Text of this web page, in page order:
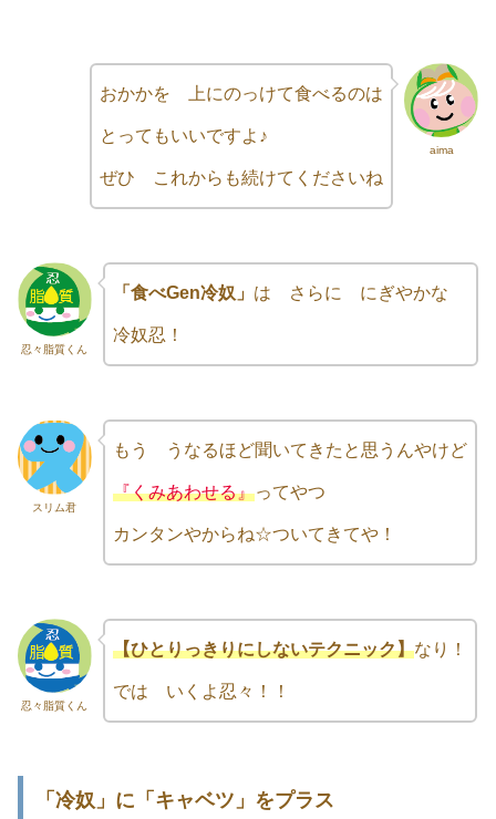
aima
おかかを 上にのっけて食べるのは
とってもいいですよ♪
ぜひ これからも続けてくださいね
忍々脂質くん
「食べGen冷奴」 は さらに にぎやかな
冷奴忍！
スリム君
もう うなるほど聞いてきたと思うんやけど
『くみあわせる』ってやつ
カンタンやからね☆ついてきてや！
忍々脂質くん
【ひとりっきりにしないテクニック】なり！
では いくよ忍々！！
「冷奴」に「キャベツ」をプラス